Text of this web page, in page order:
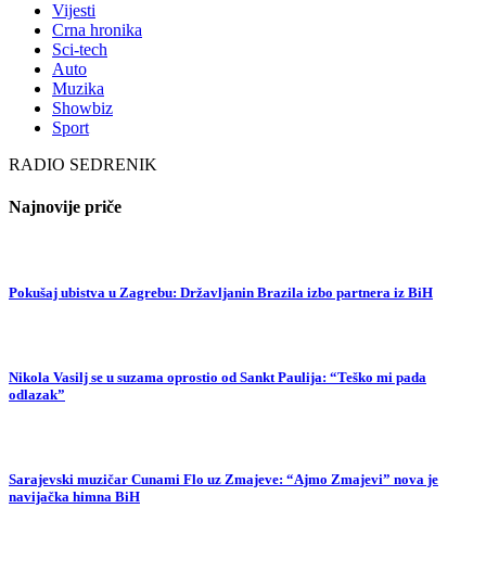
Vijesti
Crna hronika
Sci-tech
Auto
Muzika
Showbiz
Sport
RADIO SEDRENIK
Najnovije priče
Pokušaj ubistva u Zagrebu: Državljanin Brazila izbo partnera iz BiH
Nikola Vasilj se u suzama oprostio od Sankt Paulija: “Teško mi pada
odlazak”
Sarajevski muzičar Cunami Flo uz Zmajeve: “Ajmo Zmajevi” nova je
navijačka himna BiH